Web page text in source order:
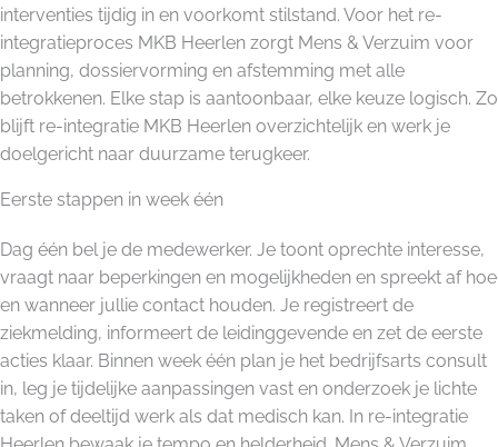
interventies tijdig in en voorkomt stilstand. Voor het re-
integratieproces MKB Heerlen zorgt Mens & Verzuim voor
planning, dossiervorming en afstemming met alle
betrokkenen. Elke stap is aantoonbaar, elke keuze logisch. Zo
blijft re-integratie MKB Heerlen overzichtelijk en werk je
doelgericht naar duurzame terugkeer.
Eerste stappen in week één
Dag één bel je de medewerker. Je toont oprechte interesse,
vraagt naar beperkingen en mogelijkheden en spreekt af hoe
en wanneer jullie contact houden. Je registreert de
ziekmelding, informeert de leidinggevende en zet de eerste
acties klaar. Binnen week één plan je het bedrijfsarts consult
in, leg je tijdelijke aanpassingen vast en onderzoek je lichte
taken of deeltijd werk als dat medisch kan. In re-integratie